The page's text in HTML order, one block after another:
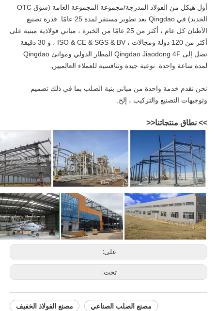
أول هيكل من الفولاذ المدرجة/مجموعة المجموعة العامة (سوق OTC
الجديد) في Qingdao بعد تطوير مستقر لمدة 25 عامًا. قدرة تصنيع
الأطنان كل عام ، أكثر من 25 عامًا من الخبرة ، مباني فولاذية مبنية على
أكثر من 120 دولة ومجالات ، ISO & CE & SGS & BV ، و 30 دقيقة
تصل إلى Qingdao Jiaodong 4F المطار الدولي وموانئ Qingdao
لمدة ساعة واحدة. نوعية جيدة وتنافسية للعملاء العالميين.
نحن نقدم خدمة واحدة من مباني بنية الصلب بما في ذلك تصميم
وتوجيهات التصنيع والتركيب ، إلخ.
>> نطاق منتجاتنا<<
على:
تحت:
مصنع الفولاذ الخفيف
مصنع الصلب الصناعي